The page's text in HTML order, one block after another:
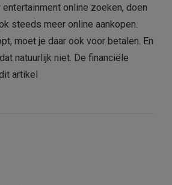
online zoeken, doen
steeds meer online aankopen.
moet je daar ook voor betalen. En
natuurlijk niet. De financiële
artikel